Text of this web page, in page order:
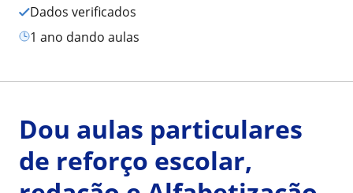
Dados verificados
1 ano dando aulas
Dou aulas particulares
de reforço escolar,